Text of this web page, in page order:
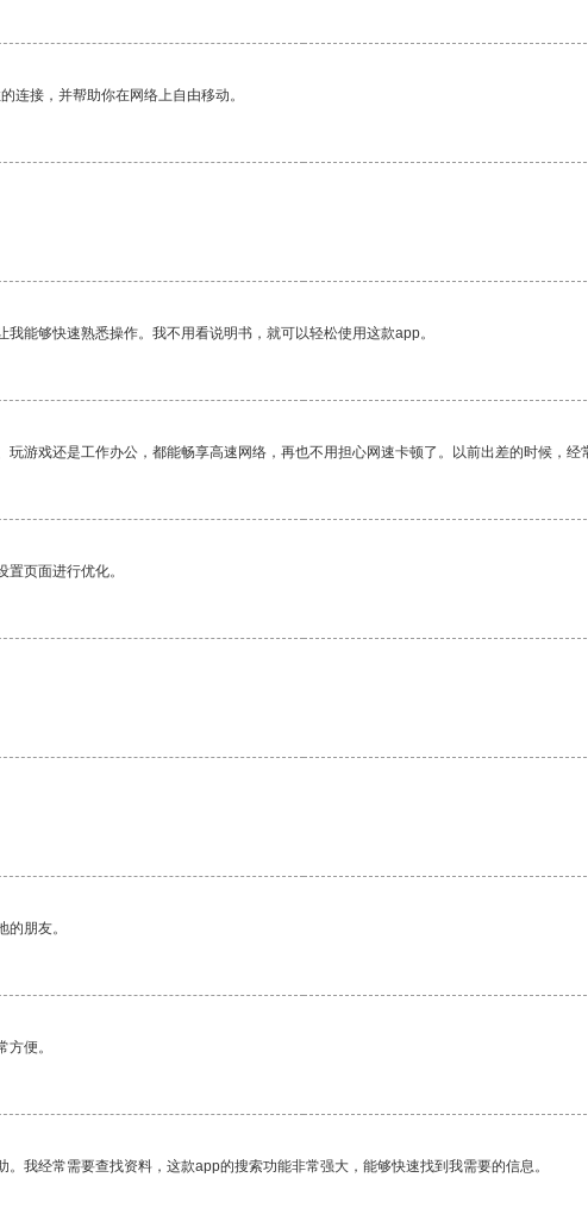
连接，并帮助你在网络上自由移动。
能够快速熟悉操作。我不用看说明书，就可以轻松使用这款app。
游戏还是工作办公，都能畅享高速网络，再也不用担心网速卡顿了。以前出差的时候，
页面进行优化。
朋友。
便。
我经常需要查找资料，这款app的搜索功能非常强大，能够快速找到我需要的信息。